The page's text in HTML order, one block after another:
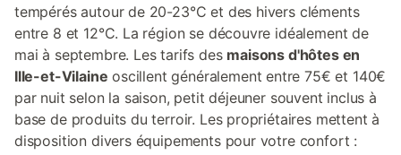
tempérés autour de 20-23°C et des hivers cléments
entre 8 et 12°C. La région se découvre idéalement de
mai à septembre. Les tarifs des maisons d'hôtes en
Ille-et-Vilaine oscillent généralement entre 75€ et 140€
par nuit selon la saison, petit déjeuner souvent inclus à
base de produits du terroir. Les propriétaires mettent à
disposition divers équipements pour votre confort :